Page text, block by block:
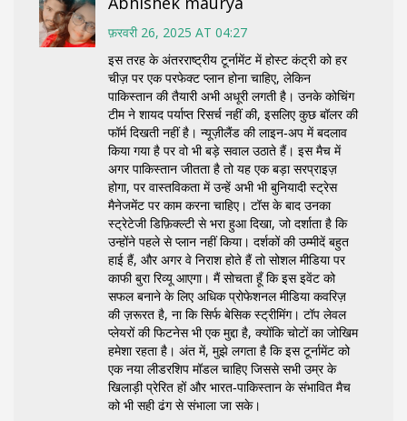
फ़रवरी 26, 2025 AT 04:27
इस तरह के अंतरराष्ट्रीय टूर्नामेंट में होस्ट कंट्री को हर
चीज़ पर एक परफेक्ट प्लान होना चाहिए, लेकिन
पाकिस्तान की तैयारी अभी अधूरी लगती है। उनके कोचिंग
टीम ने शायद पर्याप्त रिसर्च नहीं की, इसलिए कुछ बॉलर की
फॉर्म दिखती नहीं है। न्यूज़ीलैंड की लाइन‑अप में बदलाव
किया गया है पर वो भी बड़े सवाल उठाते हैं। इस मैच में
अगर पाकिस्तान जीतता है तो यह एक बड़ा सरप्राइज़
होगा, पर वास्तविकता में उन्हें अभी भी बुनियादी स्ट्रेस
मैनेजमेंट पर काम करना चाहिए। टॉस के बाद उनका
स्ट्रेटेजी डिफ़िक्ल्टी से भरा हुआ दिखा, जो दर्शाता है कि
उन्होंने पहले से प्लान नहीं किया। दर्शकों की उम्मीदें बहुत
हाई हैं, और अगर वे निराश होते हैं तो सोशल मीडिया पर
काफी बुरा रिव्यू आएगा। मैं सोचता हूँ कि इस इवेंट को
सफल बनाने के लिए अधिक प्रोफेशनल मीडिया कवरिज़
की ज़रूरत है, ना कि सिर्फ बेसिक स्ट्रीमिंग। टॉप लेवल
प्लेयरों की फिटनेस भी एक मुद्दा है, क्योंकि चोटों का जोखिम
हमेशा रहता है। अंत में, मुझे लगता है कि इस टूर्नामेंट को
एक नया लीडरशिप मॉडल चाहिए जिससे सभी उम्र के
खिलाड़ी प्रेरित हों और भारत‑पाकिस्तान के संभावित मैच
को भी सही ढंग से संभाला जा सके।